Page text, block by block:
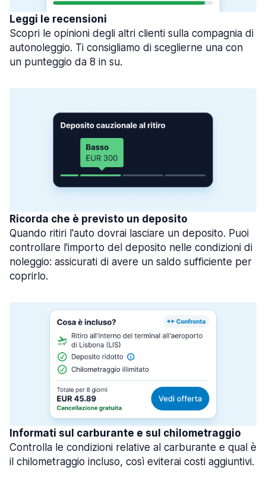
Leggi le recensioni
Scopri le opinioni degli altri clienti sulla compagnia di
autonoleggio. Ti consigliamo di sceglierne una con
un punteggio da 8 in su.
Ricorda che è previsto un deposito
Quando ritiri l'auto dovrai lasciare un deposito. Puoi
controllare l'importo del deposito nelle condizioni di
noleggio: assicurati di avere un saldo sufficiente per
coprirlo.
Informati sul carburante e sul chilometraggio
Controlla le condizioni relative al carburante e qual è
il chilometraggio incluso, così eviterai costi aggiuntivi.